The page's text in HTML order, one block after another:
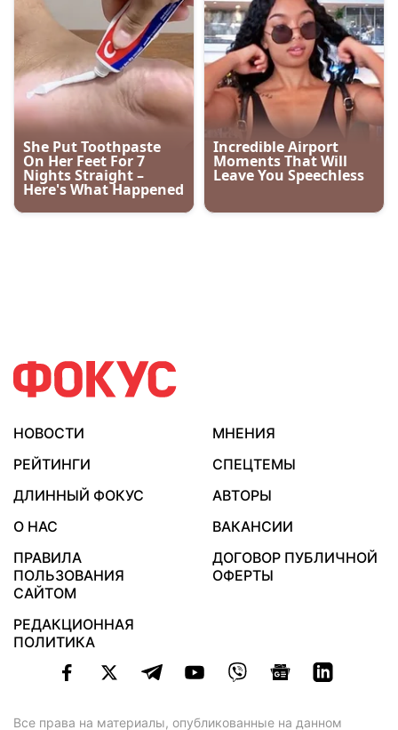
НОВОСТИ
МНЕНИЯ
РЕЙТИНГИ
СПЕЦТЕМЫ
ДЛИННЫЙ ФОКУС
АВТОРЫ
О НАС
ВАКАНСИИ
ПРАВИЛА
ПОЛЬЗОВАНИЯ
САЙТОМ
ДОГОВОР ПУБЛИЧНОЙ
ОФЕРТЫ
РЕДАКЦИОННАЯ
ПОЛИТИКА
Все права на материалы, опубликованные на данном